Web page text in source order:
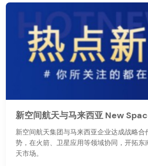
新空间航天集团与马来西亚企业达成战略合
势，在火箭、卫星应用等领域协同，开拓东
天市场。